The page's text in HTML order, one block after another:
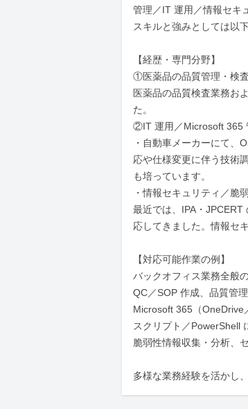
管理／IT 運用／情報セキ
スキルと強みとしては以
【経歴・専門分野】
①医薬品の品質管理・検査
医薬品の品質検査業務お
た。
②IT 運用／Microsoft 365
・自動車メーカーにて、
応や仕様変更に伴う技術
も培っています。
・情報セキュリティ／脆
最近では、IPA・
応してきました。情報セ
【対応可能作業の例】
バックオフィス業務全般
QC／SOP 作成、品質管
Microsoft 365（OneDrive
スクリプト／PowerShell
脆弱性情報収集・分析、
多様な業務経験を活かし